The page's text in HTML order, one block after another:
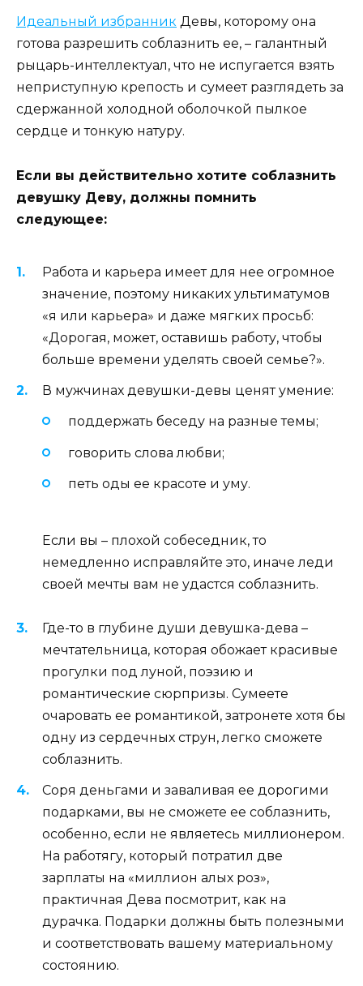
Идеальный избранник Девы, которому она
готова разрешить соблазнить ее, – галантный
рыцарь-интеллектуал, что не испугается взять
неприступную крепость и сумеет разглядеть за
сдержанной холодной оболочкой пылкое
сердце и тонкую натуру.
Если вы действительно хотите соблазнить
девушку Деву, должны помнить
следующее:
Работа и карьера имеет для нее огромное
значение, поэтому никаких ультиматумов
«я или карьера» и даже мягких просьб:
«Дорогая, может, оставишь работу, чтобы
больше времени уделять своей семье?».
В мужчинах девушки-девы ценят умение:
поддержать беседу на разные темы;
говорить слова любви;
петь оды ее красоте и уму.
Если вы – плохой собеседник, то
немедленно исправляйте это, иначе леди
своей мечты вам не удастся соблазнить.
Где-то в глубине души девушка-дева –
мечтательница, которая обожает красивые
прогулки под луной, поэзию и
романтические сюрпризы. Сумеете
очаровать ее романтикой, затронете хотя бы
одну из сердечных струн, легко сможете
соблазнить.
Соря деньгами и заваливая ее дорогими
подарками, вы не сможете ее соблазнить,
особенно, если не являетесь миллионером.
На работягу, который потратил две
зарплаты на «миллион алых роз»,
практичная Дева посмотрит, как на
дурачка. Подарки должны быть полезными
и соответствовать вашему материальному
состоянию.